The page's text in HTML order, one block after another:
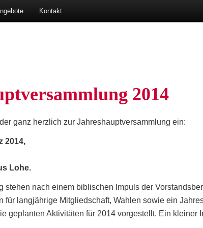
Kon­takt
2014
ganz herz­lich zur Jah­res­haupt­ver­samm­lung ein:
2014,
Lohe.
ste­hen nach einem bibli­schen Impuls der
für lang­jäh­ri­ge Mit­glied­schaft, Wah­len sowie ein
geplan­ten Akti­vi­tä­ten für 2014 vor­ge­stellt. Ein klei­ner